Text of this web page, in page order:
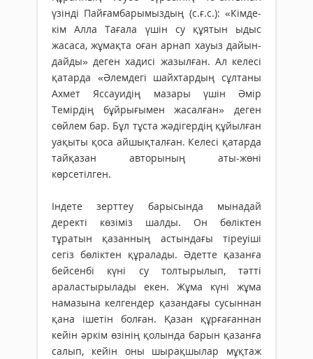
үзінді Пайғамбарымыздың (с.ғ.с.): «Кімде-
кім Алла Тағала үшін су құятын ыдыс
жасаса, жұмақта оған арнап хауыз дайын­
дайды» деген хадисі жазылған. Ал келесі
қатарда «Әлемдегі шайхтардың сұлтаны
Ахмет Яссауидің мазары үшін Әмір
Темірдің бұйрығымен жасалған» деген
сөйлем бар. Бұл тұста жәдігердің құйылған
уақыты қоса айшықталған. Келесі қатарда
тайқазан авторының аты-жөні
көрсетілген.
Індете зерттеу барысында мынадай
деректі көзіміз шалды. Он бөліктен
тұратын қазанның астындағы тіреуіші
сегіз бөліктен құралады. Әдетте қазанға
бейсенбі күні су толтырылып, тәтті
араластырылады екен. Жұма күні жұма
намазына келгендер қазандағы сусыннан
қана ішетін болған. Қазан құрғағаннан
кейін әркім өзінің қолында барын қазанға
салып, кейін оны шырақшылар мұқтаж